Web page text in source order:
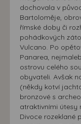
dochovala v
Bartoloměje,
římské doby či
pohádkových
Vulcano. Po
Panarea,
ostrovu celého
obyvateli. Avšak
(někdy kotví
bronzové s
atraktivními útesy
Divoce rozeklané